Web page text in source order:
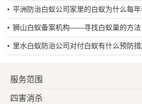
平洲防治白蚁公司家里的白蚁为什么每
狮山白蚁备案机构——寻找白蚁巢的方法
里水白蚁防治公司对付白蚁有什么预防
服务范围
四害消杀